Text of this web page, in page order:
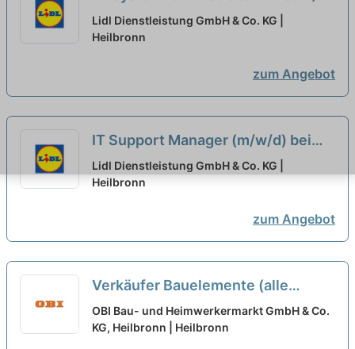
IT-Security (m/w/d) bei Workwise
GmbH ausgewählt
Lidl Dienstleistung GmbH & Co. KG |
Heilbronn
zum Angebot
IT Support Manager (m/w/d) bei
tempster GmbH ausgewählt
Lidl Dienstleistung GmbH & Co. KG |
Heilbronn
zum Angebot
Verkäufer Bauelemente (alle
Geschlechter) neu
OBI Bau- und Heimwerkermarkt GmbH & Co.
KG, Heilbronn | Heilbronn